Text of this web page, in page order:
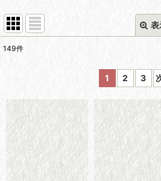
表
絞り込む
149件
1 2 3